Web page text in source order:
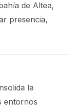
de Altea,
presencia,
la
entornos